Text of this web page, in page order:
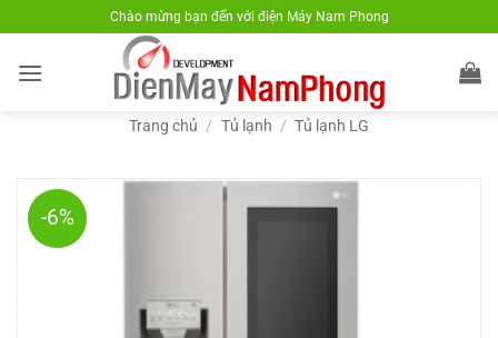
qua
nội
Chào mừng bạn đến với điện Máy Nam Phong
Trang chủ / Tủ lạnh / Tủ lạnh LG
-6%